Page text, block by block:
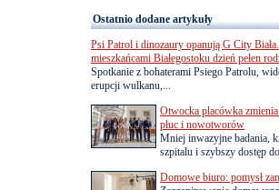
Ostatnio dodane artykuły
Psi Patrol i dinozaury opanują G City
mieszkańcami Białegostoku dzień pełen
Spotkanie z bohaterami Psiego Patrolu,
erupcji wulkanu,...
Otwocka placówka
płuc i nowotworów
Mniej inwazyjne badania,
szpitalu i szybszy dostęp
Domowe biuro: pomysł